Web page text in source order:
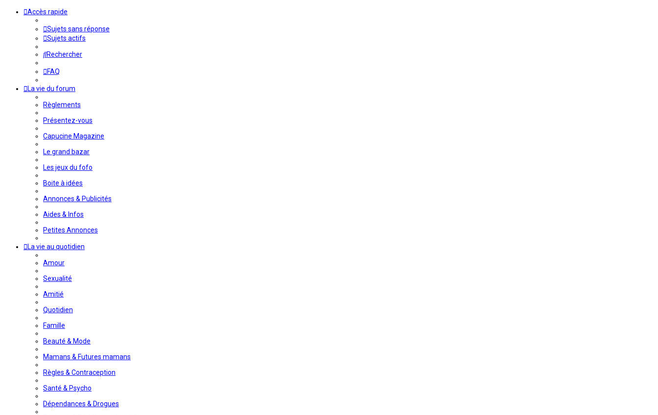
Accès rapide
Sujets sans réponse
Sujets actifs
Rechercher
FAQ
La vie du forum
Règlements
Présentez-vous
Capucine Magazine
Le grand bazar
Les jeux du fofo
Boite à idées
Annonces & Publicités
Aides & Infos
Petites Annonces
La vie au quotidien
Amour
Sexualité
Amitié
Quotidien
Famille
Beauté & Mode
Mamans & Futures mamans
Règles & Contraception
Santé & Psycho
Dépendances & Drogues